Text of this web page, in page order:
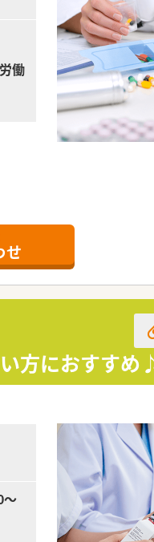
働
ることが可能です。
ます。
った利便性・集客力が
です。
あります。
様の健康に寄り添ってい
。
。
を重視しています。
せ
方におすすめ
～